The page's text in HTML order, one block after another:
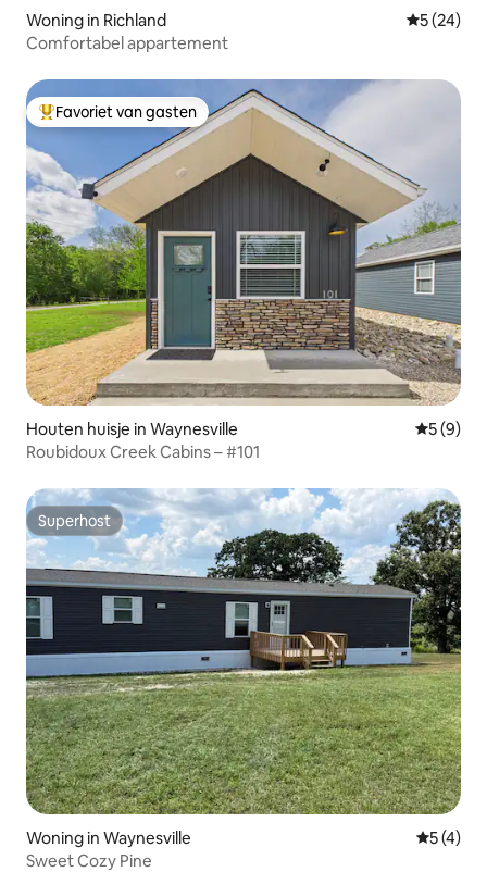
Woning in Richland
5 (24)
Comfortabel appartement
Topfavoriet van gasten
Favoriet van gasten
Houten huisje in Waynesville
5 (9)
Roubidoux Creek Cabins – #101
Superhost
Superhost
Woning in Waynesville
5 (4)
Sweet Cozy Pine